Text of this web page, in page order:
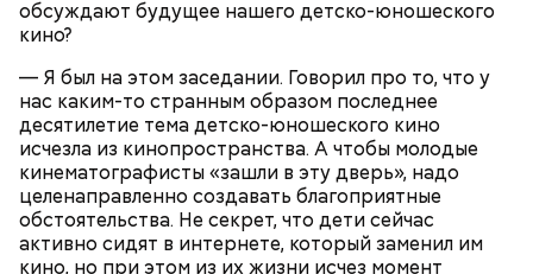
обсуждают будущее нашего детско-юношеского
кино?
— Я был на этом заседании. Говорил про то, что у
нас каким-то странным образом последнее
десятилетие тема детско-юношеского кино
исчезла из кинопространства. А чтобы молодые
кинематографисты «зашли в эту дверь», надо
целенаправленно создавать благоприятные
обстоятельства. Не секрет, что дети сейчас
активно сидят в интернете, который заменил им
кино, но при этом из их жизни исчез момент
Господень, теплый наш заступниче, и везде в
скорбех скорый помощниче!
по 1 моркови и репчатой луковице;
3 ст. ложки растительного масла;
зелень, черный молотый перец и соль по вкусу.